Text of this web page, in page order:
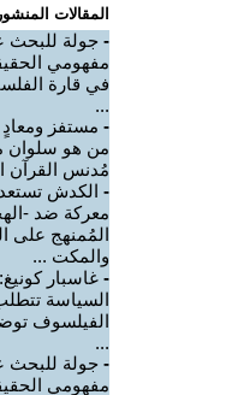
المقالات المنشورة:
- جولة للبحث
مفهومي
في قارة
...
- مستفز ومعادٍ
من هو سلوان
مُدنس القرآن
- الكدش
معركة ضد -
المُمنهج على
والمكت ...
- غاسبار
السياسة
الفيلسوف
...
- جولة للبحث
مفهومي